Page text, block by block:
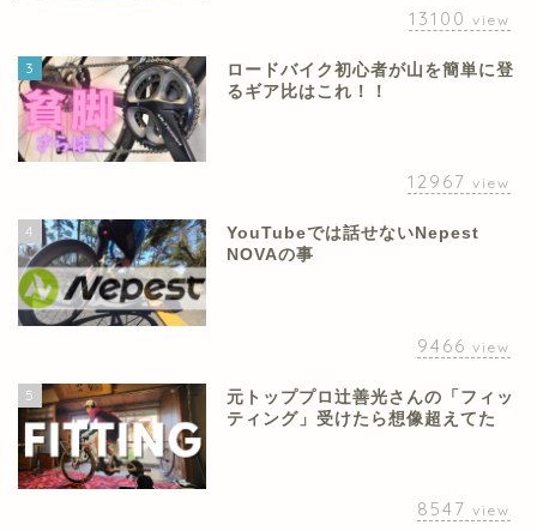
13100 view
3
ロードバイク初心者が山を簡単に登
るギア比はこれ！！
12967 view
4
YouTubeでは話せないNepest
NOVAの事
9466 view
5
元トッププロ辻善光さんの「フィッ
ティング」受けたら想像超えてた
8547 view